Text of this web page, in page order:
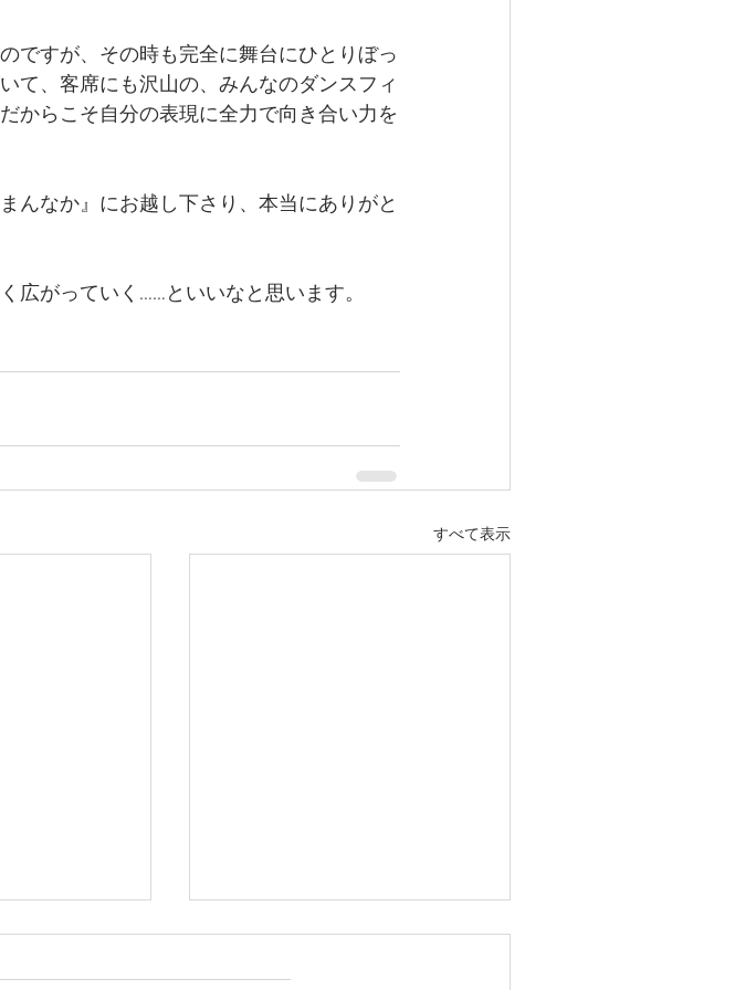
ですが、その時も完全に舞台にひとりぼっ
て、客席にも沢山の、みんなのダンスフィ
からこそ自分の表現に全力で向き合い力を
んなか』にお越し下さり、本当にありがと
広がっていく……といいなと思います。
すべて表示